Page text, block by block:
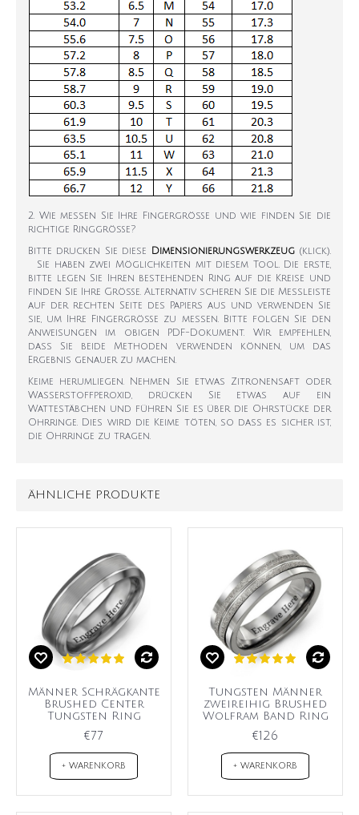
2. Wie messen Sie Ihre Fingergröße und wie finden Sie die
richtige Ringgröße?
Bitte drucken Sie diese Dimensionierungswerkzeug (klick).
Sie haben zwei Möglichkeiten mit diesem Tool. Die erste,
bitte legen Sie Ihren bestehenden Ring auf die Kreise und
finden Sie Ihre Größe. Alternativ scheren Sie die Messleiste
auf der rechten Seite des Papiers aus und verwenden Sie
sie, um Ihre Fingergröße zu messen. Bitte folgen Sie den
Anweisungen im obigen PDF-Dokument. Wir empfehlen,
dass Sie beide Methoden verwenden können, um das
Ergebnis genauer zu machen.
Keime herumliegen. Nehmen Sie etwas Zitronensaft oder
Wasserstoffperoxid, drücken Sie etwas auf ein
Wattestäbchen und führen Sie es über die Ohrstücke der
Ohrringe. Dies wird die Keime töten, so dass es sicher ist,
die Ohrringe zu tragen.
ÄHNLICHE PRODUKTE
Männer Schrägkante
Brushed Center
Tungsten Ring
€77
+ WARENKORB
Tungsten Männer
zweireihig Brushed
Wolfram Band Ring
€126
+ WARENKORB